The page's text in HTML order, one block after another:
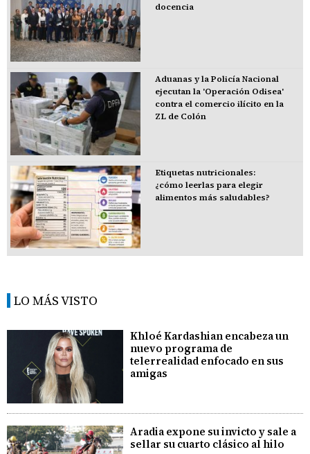
docencia
Aduanas y la Policía Nacional
ejecutan la 'Operación Odisea'
contra el comercio ilícito en la
ZL de Colón
Etiquetas nutricionales:
¿cómo leerlas para elegir
alimentos más saludables?
LO MÁS VISTO
Khloé Kardashian encabeza un
nuevo programa de
telerrealidad enfocado en sus
amigas
Aradia expone su invicto y sale a
sellar su cuarto clásico al hilo